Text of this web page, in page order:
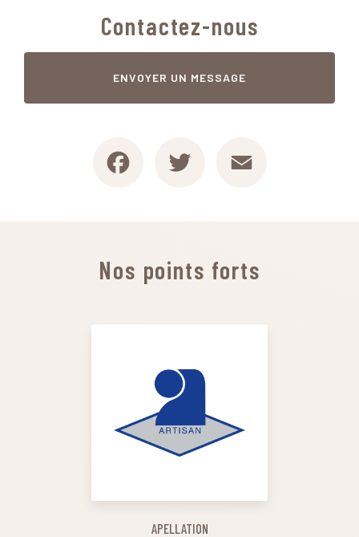
Contactez-nous
ENVOYER UN MESSAGE
Nos points forts
APELLATION